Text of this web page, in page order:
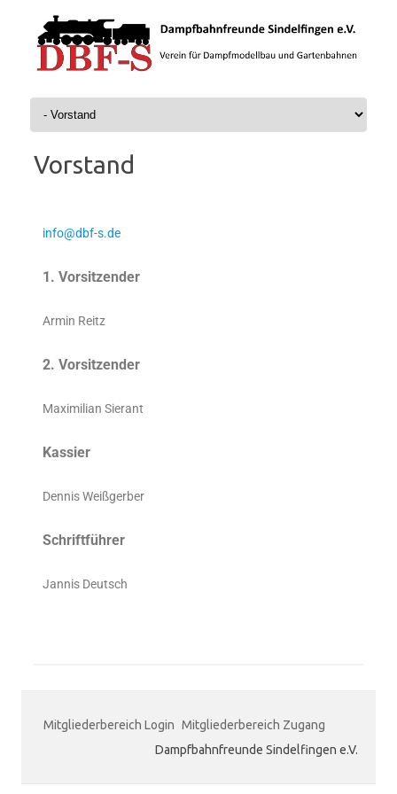
Zum Inhalt springen
Vorstand
info@dbf-s.de
1. Vorsitzender
Armin Reitz
2. Vorsitzender
Maximilian Sierant
Kassier
Dennis Weißgerber
Schriftführer
Jannis Deutsch
Mitgliederbereich Login Mitgliederbereich Zugang
Dampfbahnfreunde Sindelfingen e.V.